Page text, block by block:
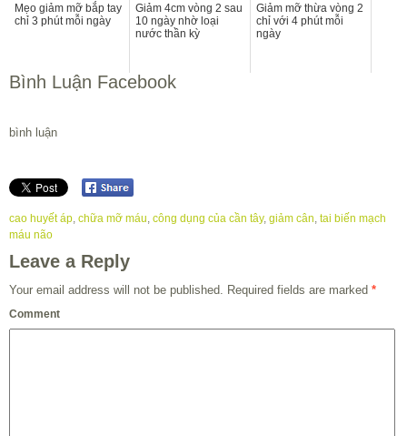
Mẹo giảm mỡ bắp tay
chỉ 3 phút mỗi ngày
Giảm 4cm vòng 2 sau
10 ngày nhờ loại
nước thần kỳ
Giảm mỡ thừa vòng 2
chỉ với 4 phút mỗi
ngày
Bình Luận Facebook
bình luận
cao huyết áp, chữa mỡ máu, công dụng của cần tây, giảm cân, tai biến mạch
máu não
Leave a Reply
Your email address will not be published. Required fields are marked *
Comment